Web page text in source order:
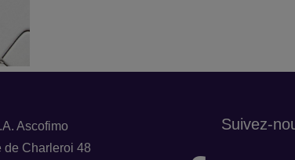
Ascofimo
de Charleroi 48
Suivez-